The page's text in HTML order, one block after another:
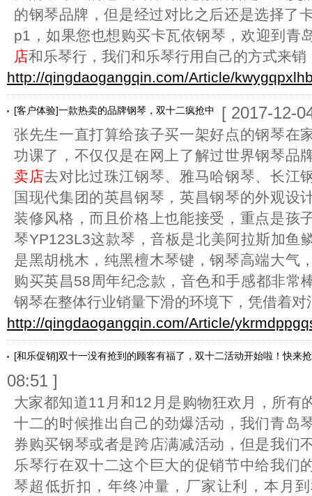
的钢琴品牌，但是经过对比之后还是选择了
p1，如果您也想购买卡瓦依钢琴，欢迎到青
店和乐琴行，我们和乐琴行用自己的方式来销
http://qingdaogangqin.com/Article/
[客户体验]一款热卖的品牌钢琴，双十二疯抢中 [ 2017-12-
张先生一直打算给孩子买一架好点的钢琴在
功课了，不仅仅是在网上了解过世界钢琴品
卖店去对比过珠江钢琴、雅马哈钢琴、长江
国现代集团的英昌钢琴，英昌钢琴的外观设
装修风格，而且价格上也能接受，重点是孩
琴YP123L3这款琴，音板是北美阿拉斯加鱼
是黑胡桃木，纯黑檀木琴键，钢琴高端大气
购买英昌58周年纪念款，音色和手感都非常
钢琴在整体行业销量下滑的环境下，凭借着对
http://qingdaogangqin.com/Article/
[和乐促销]双十一没有抢到的顾客有福了，双十二活动开始啦！快来
08:51 ]
大家都知道11月和12月是购物狂欢月，所有
十二的时候推出自己的劲爆活动，我们青岛
券购买钢琴或者是跨店满减活动，但是我们
乐琴行在双十二这个巨大的促销节中给我们
琴超低折扣，年终冲量，厂家让利，本月